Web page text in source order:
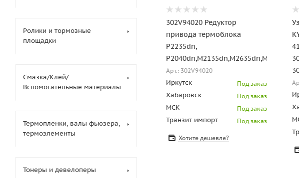
302V94020 Редуктор
привода термоблока
P2235dn,
P2040dn,M2135dn,M2635dn,M2735dw
Арт.: 302V94020
Иркутск Под заказ
Хабаровск Под заказ
МСК Под заказ
Транзит импорт Под заказ
Хотите дешевле?
Ролики и тормозные
площадки
Смазка/Клей/
Вспомогательные материалы
Термопленки, валы фьюзера,
термоэлементы
Тонеры и девелоперы